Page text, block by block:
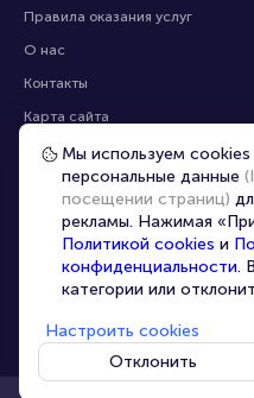
Правила оказания услуг
О нас
Контакты
Карта сайта
Управление cookies
Главная |
© 2020 - 2026
Мы используем
персональные данные
посещении страниц)
рекламы. Нажимая
Политикой cookies и
конфиденциальности.
категории или
Настроить cookies
Отклонить